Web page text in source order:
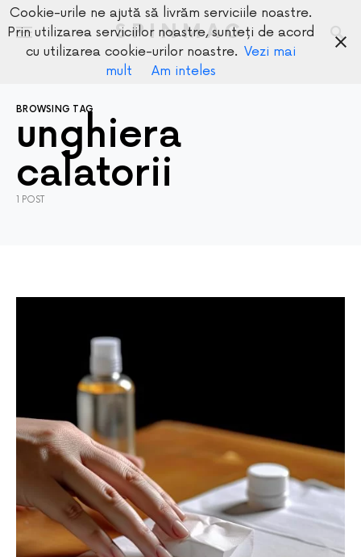
SPINMAG
BROWSING TAG
unghiera
calatorii
1 POST
Cookie-urile ne ajută să livrăm serviciile noastre.
Prin utilizarea serviciilor noastre, sunteți de acord
cu utilizarea cookie-urilor noastre. Vezi mai
mult
Am inteles